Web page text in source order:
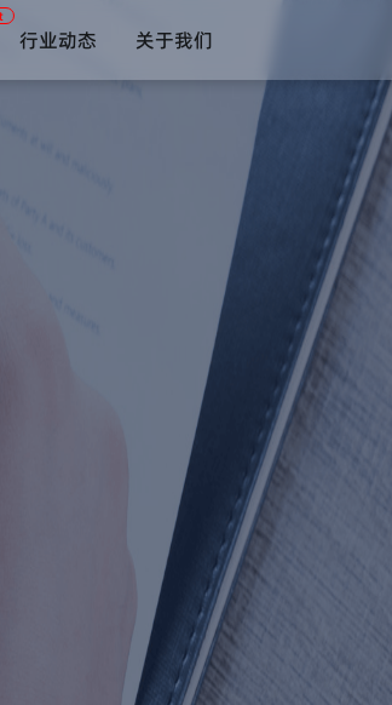
行业动态 关于我们